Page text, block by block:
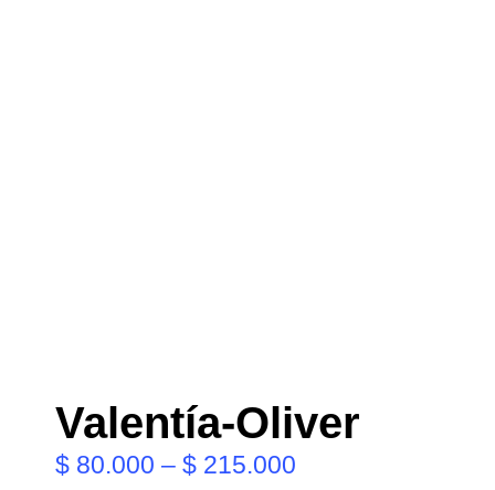
Valentía-Oliver
$ 80.000 – $ 215.000